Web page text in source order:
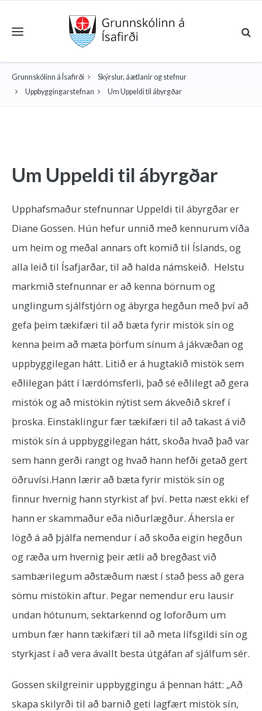
Toggle navigation
Grunnskólinn á Ísafirði
Skýrslur, áætlanir og stefnur
Uppbyggingarstefnan
Um Uppeldi til ábyrgðar
Um Uppeldi til ábyrgðar
Upphafsmaður stefnunnar Uppeldi til ábyrgðar er
Diane Gossen. Hún hefur unnið með kennurum víða
um heim og meðal annars oft komið til Íslands, og
alla leið til Ísafjarðar, til að halda námskeið. Helstu
markmið stefnunnar er að kenna börnum og
unglingum sjálfstjórn og ábyrga hegðun með því að
gefa þeim tækifæri til að bæta fyrir mistök sín og
kenna þeim að mæta þörfum sínum á jákvæðan og
uppbyggilegan hátt. Litið er á hugtakið mistök sem
eðlilegan þátt í lærdómsferli, það sé eðlilegt að gera
mistök og að mistökin nýtist sem ákveðið skref í
þroska. Einstaklingur fær tækifæri til að takast á við
mistök sín á uppbyggilegan hátt, skoða hvað það var
sem hann gerði rangt og hvað hann hefði getað gert
öðruvísi.Hann lærir að bæta fyrir mistök sín og
finnur hvernig hann styrkist af því. Þetta næst ekki ef
hann er skammaður eða niðurlægður. Áhersla er
lögð á að þjálfa nemendur í að skoða eigin hegðun
og ræða um hvernig þeir ætli að bregðast við
sambærilegum aðstæðum næst í stað þess að gera
sömu mistökin aftur. Þegar nemendur eru lausir
undan hótunum, sektarkennd og loforðum um
umbun fær hann tækifæri til að meta lífsgildi sín og
styrkjast í að vera ávallt besta útgáfan af sjálfum sér.
Gossen skilgreinir uppbyggingu á þennan hátt: „Að
skapa skilyrði til að barnið geti lagfært mistök sín,